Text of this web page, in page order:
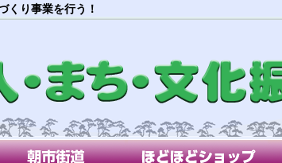
くり事業を行う！